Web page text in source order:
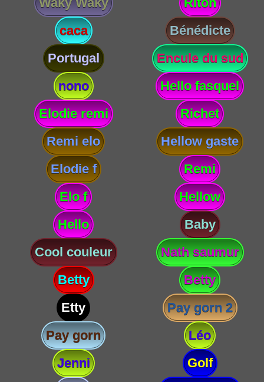
caca
Bénédicte
Portugal
Encule du sud
nono
Hello fasquel
Elodie remi
Richet
Remi elo
Hellow gaste
Elodie f
Remi
Elo f
Hellow
Hello
Baby
Cool couleur
Nath saumur
Betty
Betty
Etty
Pay gorn 2
Pay gorn
Léo
Jenni
Golf